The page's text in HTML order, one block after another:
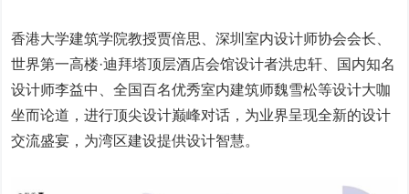
香港大学建筑学院教授贾倍思、深圳室内设计师协会会长、
世界第一高楼·迪拜塔顶层酒店会馆设计者洪忠轩、国内知名
设计师李益中、全国百名优秀室内建筑师魏雪松等设计大咖
坐而论道，进行顶尖设计巅峰对话，为业界呈现全新的设计
交流盛宴，为湾区建设提供设计智慧。